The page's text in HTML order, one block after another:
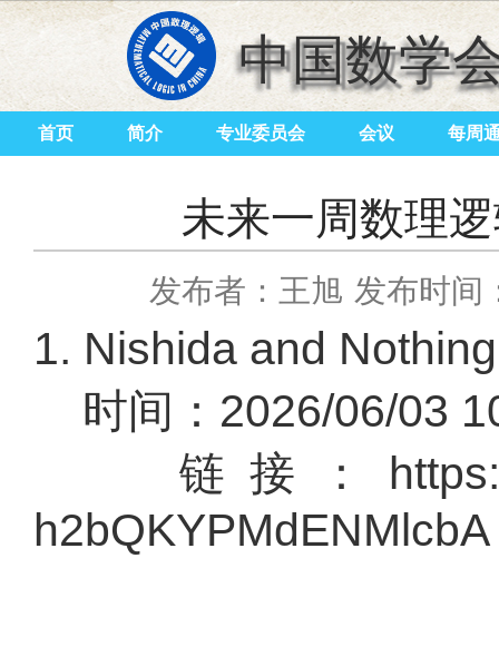
中国数学
首页 简介 专业委员会 会议 每周
未来一周数理
发布者：王旭 发布时间
1. Nishida and
时间：2026/06/03
链接：
h2bQKYPMdENMlcbA